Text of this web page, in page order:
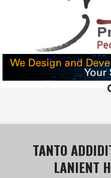
PRAJA.LK
TANTO
LANIENT